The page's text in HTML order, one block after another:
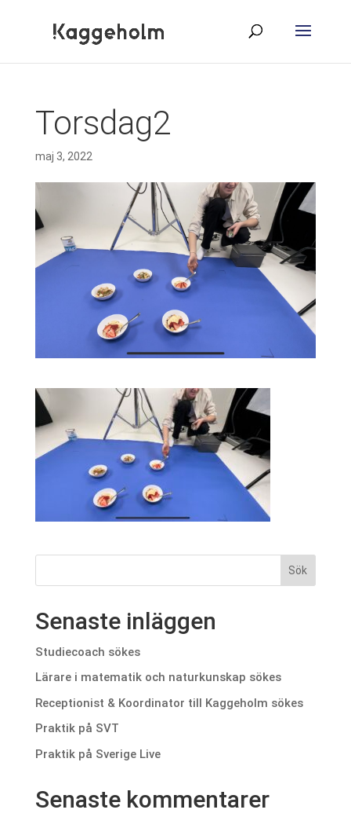
Torsdag2
maj 3, 2022
Senaste inläggen
Studiecoach sökes
Lärare i matematik och naturkunskap sökes
Receptionist & Koordinator till Kaggeholm sökes
Praktik på SVT
Praktik på Sverige Live
Senaste kommentarer